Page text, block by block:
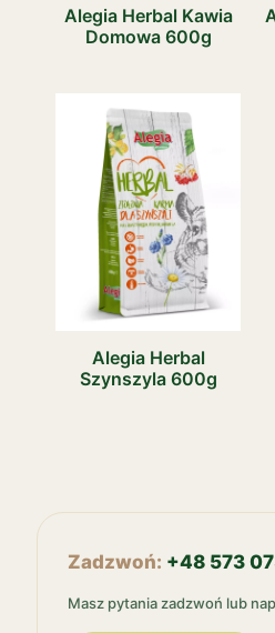
Alegia Herbal Kawia
Domowa 600g
Alegia Herbal
Szynszyla 600g
Zadzwoń: +48 573
Masz pytania zadzwoń lub